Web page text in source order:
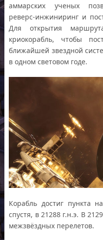
аммарских ученых
реверс-инжиниринг и
Для открытия
криокорабль, чтобы
ближайшей звездной
в одном световом годе.
Корабль достиг пункта
спустя, в 21288 г.н.э. В
межзвёздных перелетов.